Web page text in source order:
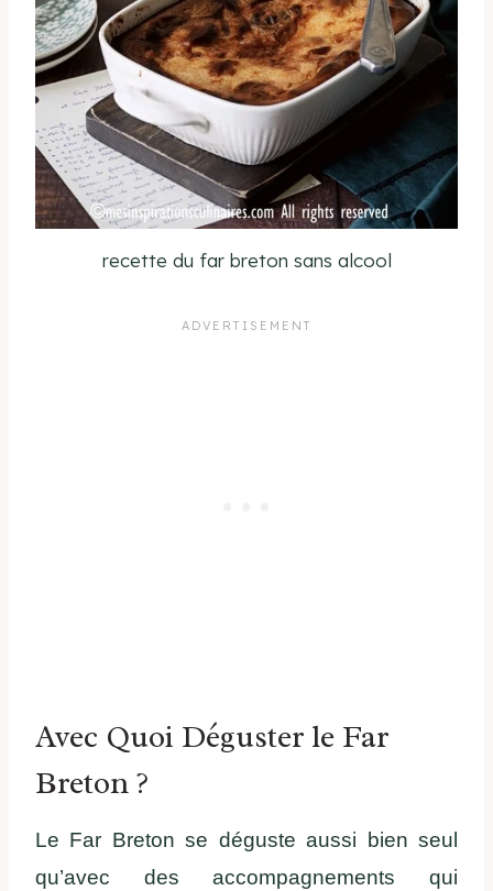
recette du far breton sans alcool
Avec Quoi Déguster le Far
Breton ?
Le Far Breton se déguste aussi bien seul
qu’avec des accompagnements qui